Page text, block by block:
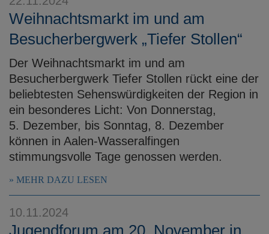
Weihnachtsmarkt im und am
Besucherbergwerk „Tiefer Stollen“
Der Weihnachtsmarkt im und am
Besucherbergwerk Tiefer Stollen rückt eine der
beliebtesten Sehenswürdigkeiten der Region in
ein besonderes Licht: Von Donnerstag,
5. Dezember, bis Sonntag, 8. Dezember
können in Aalen-Wasseralfingen
stimmungsvolle Tage genossen werden.
MEHR DAZU LESEN
10.11.2024
Jugendforum am 20. November in